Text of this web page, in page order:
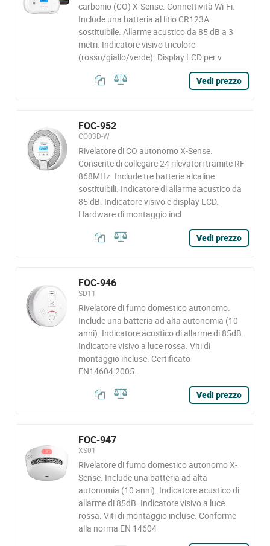
carbonio (CO) X-Sense. Connettività Wi-Fi.
Include una batteria al litio CR123A
sostituibile. Allarme acustico da 85 dB a 3
metri. Indicatore visivo tricolore
(rosso/giallo/verde). Display LCD per v
Vedi prezzo
FOC-952
CO03D-W
Rivelatore di CO autonomo X-Sense.
Consente di collegare 24 rilevatori tramite RF
868MHz. Include tre batterie alcaline
sostituibili. Indicatore di allarme acustico da
85 dB. Indicatore visivo e display LCD.
Hardware di montaggio incl
Vedi prezzo
FOC-946
SD11
Rivelatore di fumo domestico autonomo.
Include una batteria ad alta autonomia (10
anni). Indicatore acustico di allarme di 85dB.
Indicatore visivo a luce rossa. Viti di
montaggio incluse. Certificato
EN14604:2005.
Vedi prezzo
FOC-947
XS01
Rivelatore di fumo domestico autonomo X-
Sense. Include una batteria ad alta
autonomia (10 anni). Indicatore acustico di
allarme di 85dB. Indicatore visivo a luce
rossa. Viti di montaggio incluse. Conforme
alla norma EN 14604